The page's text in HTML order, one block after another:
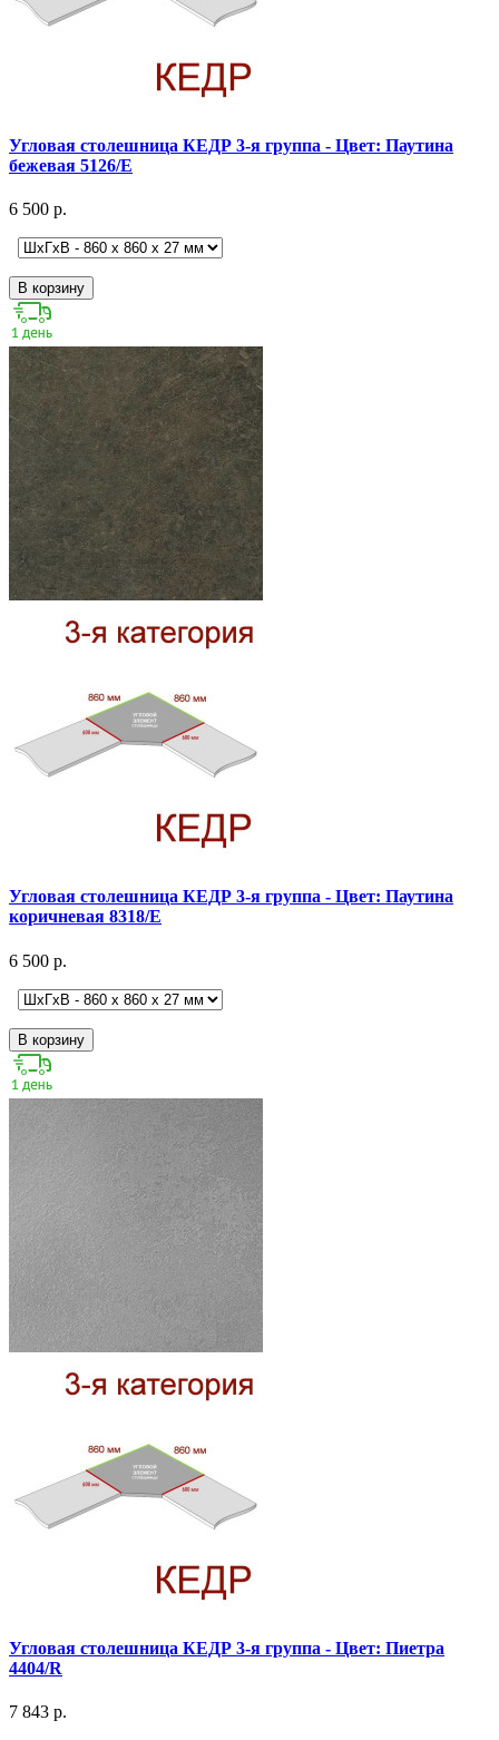
Угловая столешница КЕДР 3-я группа - Цвет: Паутина
бежевая 5126/E
6 500 р.
В корзину
Угловая столешница КЕДР 3-я группа - Цвет: Паутина
коричневая 8318/E
6 500 р.
В корзину
Угловая столешница КЕДР 3-я группа - Цвет: Пиетра
4404/R
7 843 р.